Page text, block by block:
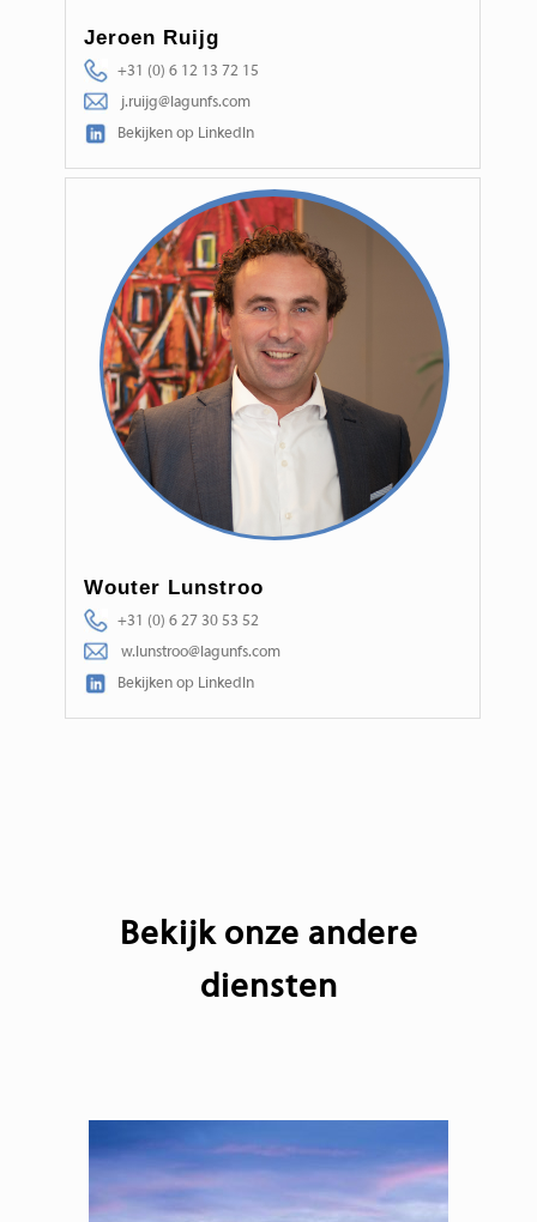
Jeroen Ruijg
+31 (0) 6 12 13 72 15
j.ruijg@lagunfs.com
Bekijken op LinkedIn
Wouter Lunstroo
+31 (0) 6 27 30 53 52
w.lunstroo@lagunfs.com
Bekijken op LinkedIn
Bekijk onze andere
diensten